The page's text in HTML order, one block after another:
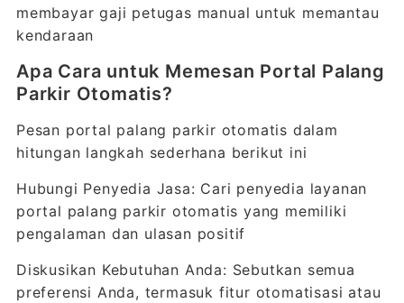
membayar gaji petugas manual untuk memantau
kendaraan
Apa Cara untuk Memesan Portal Palang
Parkir Otomatis?
Pesan portal palang parkir otomatis dalam
hitungan langkah sederhana berikut ini
Hubungi Penyedia Jasa: Cari penyedia layanan
portal palang parkir otomatis yang memiliki
pengalaman dan ulasan positif
Diskusikan Kebutuhan Anda: Sebutkan semua
preferensi Anda, termasuk fitur otomatisasi atau